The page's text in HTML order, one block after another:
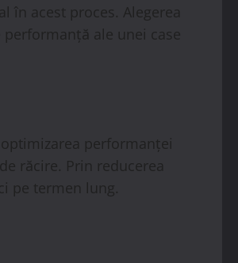
în acest proces. Alegerea
ale unei case
performanței
răcire. Prin reducerea
pe termen lung.